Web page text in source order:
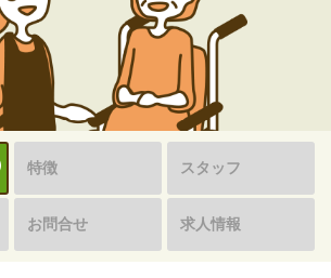
特徴 スタッフ
お問合せ 求人情報